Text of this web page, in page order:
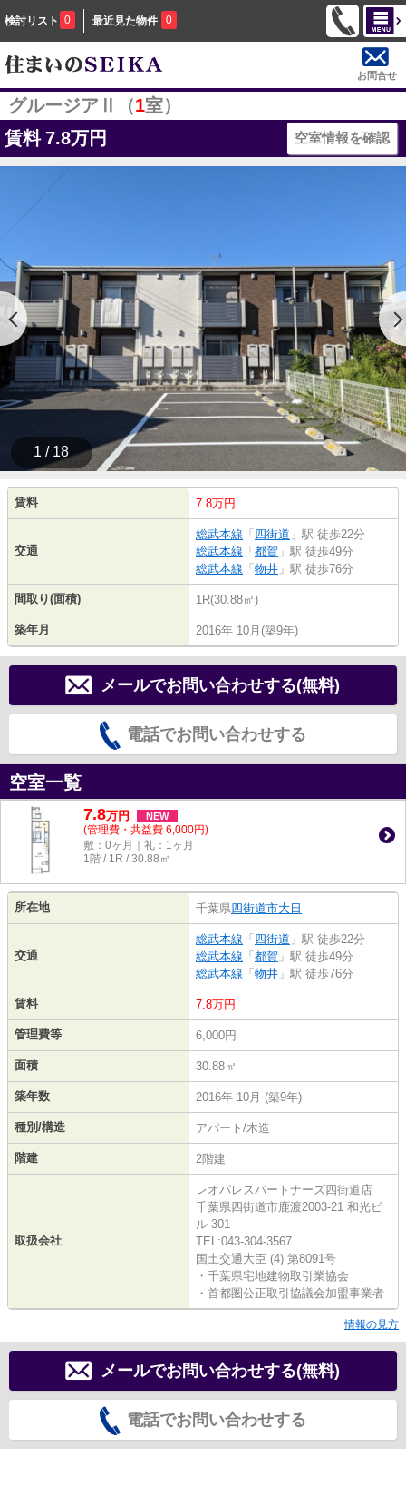
検討リスト 0 最近見た物件 0
お問合せ
グルージアⅡ（1室）
賃料 7.8万円 空室情報を確認
1 / 18
賃料 7.8万円
交通
総武本線 「 四街道 」駅 徒歩22分
総武本線 「 都賀 」駅 徒歩49分
総武本線 「 物井 」駅 徒歩76分
間取り(面積) 1R(30.88㎡)
築年月 2016年 10月(築9年)
メールでお問い合わせする(無料)
電話でお問い合わせする
空室一覧
7.8万円 NEW
(管理費・共益費 6,000円)
敷：0ヶ月｜礼：1ヶ月
1階 / 1R / 30.88㎡
所在地 千葉県四街道市大日
交通
総武本線 「 四街道 」駅 徒歩22分
総武本線 「 都賀 」駅 徒歩49分
総武本線 「 物井 」駅 徒歩76分
賃料 7.8万円
管理費等 6,000円
面積 30.88㎡
築年数 2016年 10月 (築9年)
種別/構造 アパート/木造
階建 2階建
取扱会社
レオパレスパートナーズ四街道店
千葉県四街道市鹿渡2003-21 和光ビ
ル 301
TEL:043-304-3567
国土交通大臣 (4) 第8091号
・千葉県宅地建物取引業協会
・首都圏公正取引協議会加盟事業者
情報の見方
メールでお問い合わせする(無料)
電話でお問い合わせする